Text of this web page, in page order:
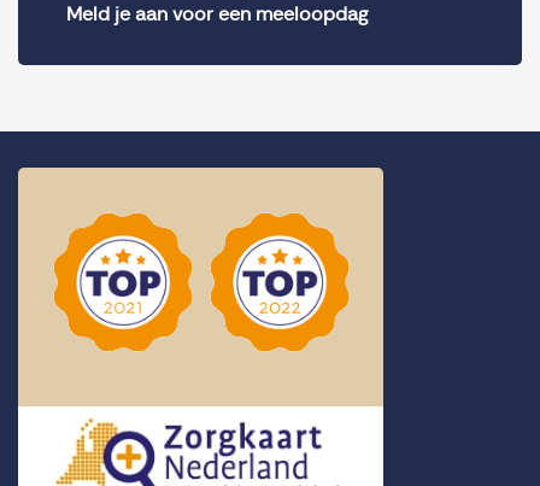
Meld je aan voor een meeloopdag